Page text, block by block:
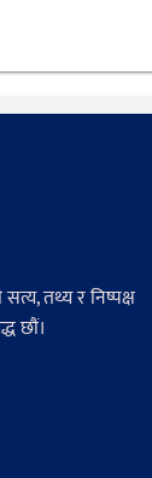
तथ्य र निष्पक्ष
छौं।